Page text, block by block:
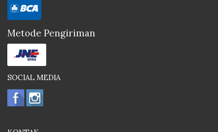
Metode Pengiriman
SOCIAL MEDIA